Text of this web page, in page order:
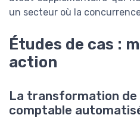
un secteur où la
Études de cas :
action
La transformation de
comptable